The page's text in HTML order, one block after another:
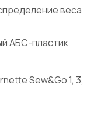
веса
АБС-пластик
Sew&Go 1, 3,